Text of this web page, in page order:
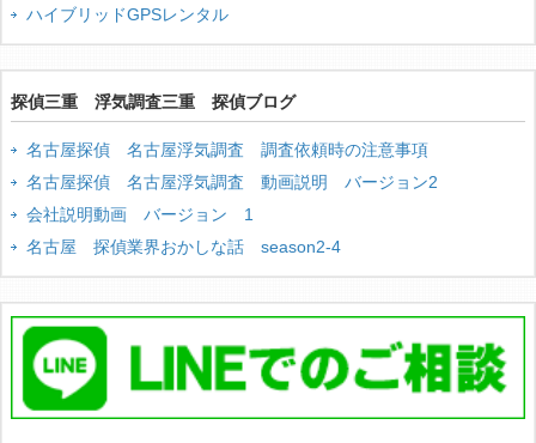
ハイブリッドGPSレンタル
探偵三重 浮気調査三重 探偵ブログ
名古屋探偵 名古屋浮気調査 調査依頼時の注意事項
名古屋探偵 名古屋浮気調査 動画説明 バージョン2
会社説明動画 バージョン 1
名古屋 探偵業界おかしな話 season2-4